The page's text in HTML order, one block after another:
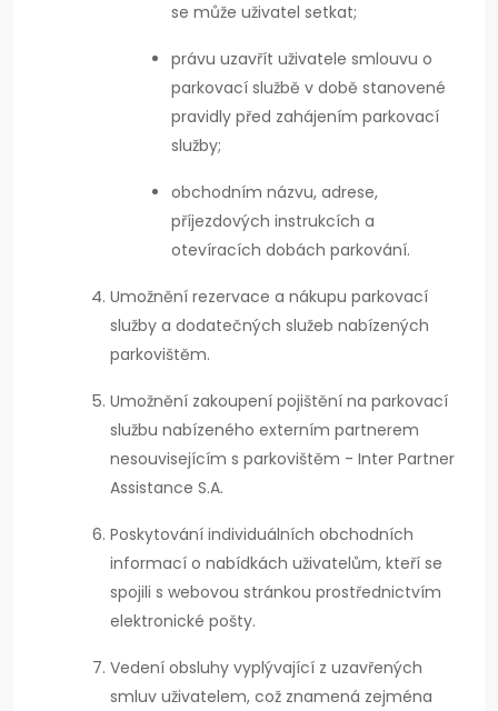
se může uživatel setkat;
právu uzavřít uživatele smlouvu o
parkovací službě v době stanovené
pravidly před zahájením parkovací
služby;
obchodním názvu, adrese,
příjezdových instrukcích a
otevíracích dobách parkování.
Umožnění rezervace a nákupu parkovací
služby a dodatečných služeb nabízených
parkovištěm.
Umožnění zakoupení pojištění na parkovací
službu nabízeného externím partnerem
nesouvisejícím s parkovištěm - Inter Partner
Assistance S.A.
Poskytování individuálních obchodních
informací o nabídkách uživatelům, kteří se
spojili s webovou stránkou prostřednictvím
elektronické pošty.
Vedení obsluhy vyplývající z uzavřených
smluv uživatelem, což znamená zejména